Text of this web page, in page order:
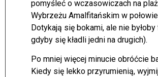
pomyśleć o wczasowiczach na
Wybrzeżu Amalfitańskim w
Dotykają się bokami, ale nie byłoby
gdyby się kładli jedni na drugich).
Po mniej więcej minucie obróćcie
Kiedy się lekko przyrumienią,